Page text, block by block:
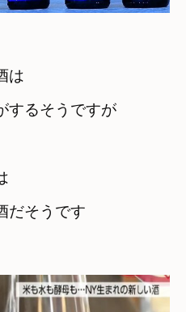
は
だそうです